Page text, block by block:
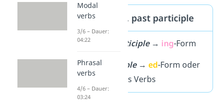
Present vs. past participle
present participle → ing-Form
past participle→ ed-Form oder
3. Form
eines Verbs
Modal
verbs
3/6 – Dauer:
04:22
Phrasal
verbs
4/6 – Dauer:
03:24